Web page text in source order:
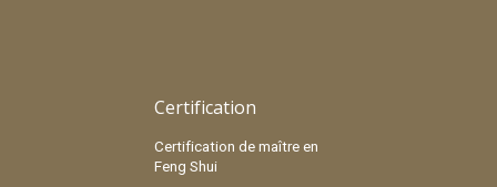
Certification
Certification de maître en
Feng Shui